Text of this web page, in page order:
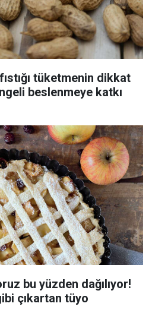
tüketmenin dikkat
beslenmeye katkı
bu yüzden dağılıyor!
çıkartan tüyo